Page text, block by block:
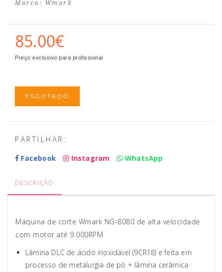
Marca:
Wmark
85.00€
Preço exclusivo para profissional
ESGOTADO
PARTILHAR:
Facebook
Instagram WhatsApp
DESCRIÇÃO
Máquina de corte Wmark NG-8080 de alta velocidade
com motor até 9.000RPM
Lâmina DLC de ácido inoxidável (9CR18) e feita em
processo de metalurgia de pó + lâmina cerâmica